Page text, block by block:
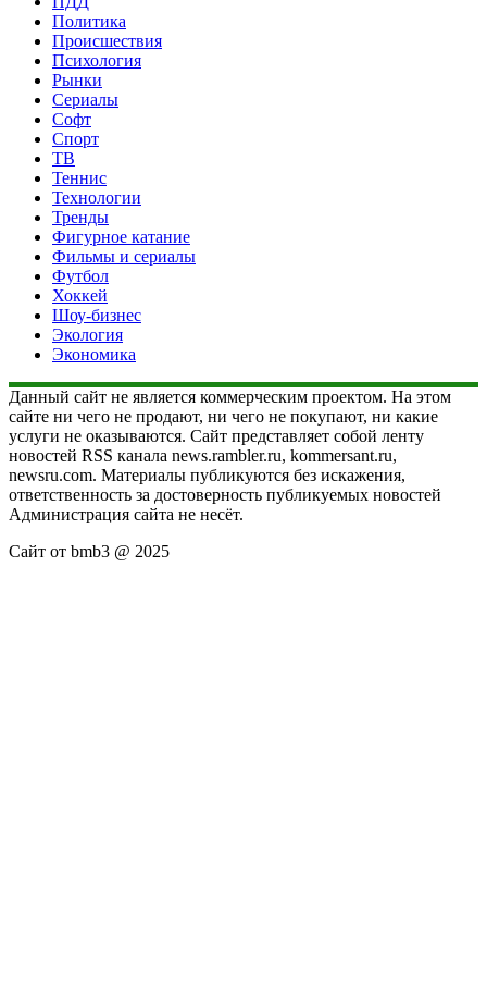
Политика
Происшествия
Психология
Рынки
Сериалы
Софт
Спорт
ТВ
Теннис
Технологии
Тренды
Фигурное катание
Фильмы и сериалы
Футбол
Хоккей
Шоу-бизнес
Экология
Экономика
Данный сайт не является коммерческим проектом. На этом
сайте ни чего не продают, ни чего не покупают, ни какие
услуги не оказываются. Сайт представляет собой ленту
новостей RSS канала news.rambler.ru, kommersant.ru,
newsru.com. Материалы публикуются без искажения,
ответственность за достоверность публикуемых новостей
Администрация сайта не несёт.
Сайт от bmb3 @ 2025